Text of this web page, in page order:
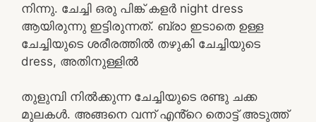
നിന്നു. ചേച്ചി ഒരു പിങ്ക് കളർ night dress
ആയിരുന്നു ഇട്ടിരുന്നത്. ബ്രാ ഇടാതെ ഉള്ള
ചേച്ചിയുടെ ശരീരത്തിൽ തഴുകി ചേച്ചിയുടെ
dress, അതിനുള്ളിൽ
തുളുമ്പി നിൽക്കുന്ന ചേച്ചിയുടെ രണ്ടു ചക്ക
മുലകൾ. അങ്ങനെ വന്ന് എൻ്റെ തൊട്ട് അടുത്ത്